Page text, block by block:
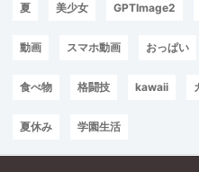
夏 美少女 GPTImage2
動画 スマホ動画 おっぱい
食べ物 格闘技 kawaii
夏休み 学園生活